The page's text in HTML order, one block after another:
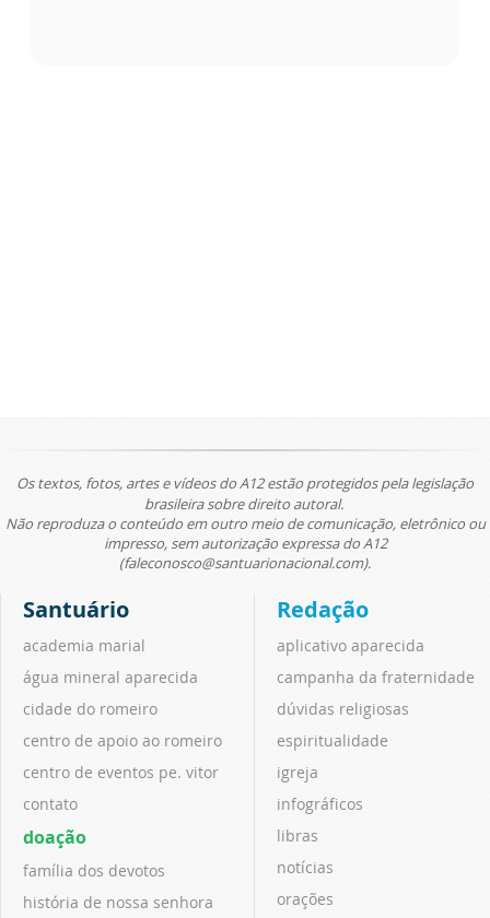
Os textos, fotos, artes e vídeos do A12 estão protegidos pela legislação
brasileira sobre direito autoral.
Não reproduza o conteúdo em outro meio de comunicação, eletrônico ou
impresso, sem autorização expressa do A12
(faleconosco@santuarionacional.com).
Santuário
academia marial
água mineral aparecida
cidade do romeiro
centro de apoio ao romeiro
centro de eventos pe. vitor
contato
doação
família dos devotos
história de nossa senhora
Redação
aplicativo aparecida
campanha da fraternidade
dúvidas religiosas
espiritualidade
igreja
infográficos
libras
notícias
orações